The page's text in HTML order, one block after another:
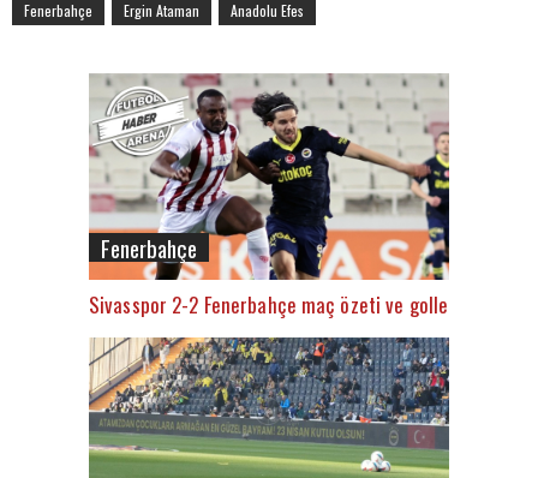
Fenerbahçe Ergin Ataman Anadolu Efes
Fenerbahçe
Sivasspor 2-2 Fenerbahçe maç özeti ve golleri (İZLE)